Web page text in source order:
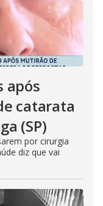
após
catarata
(SP)
por cirurgia
diz que vai